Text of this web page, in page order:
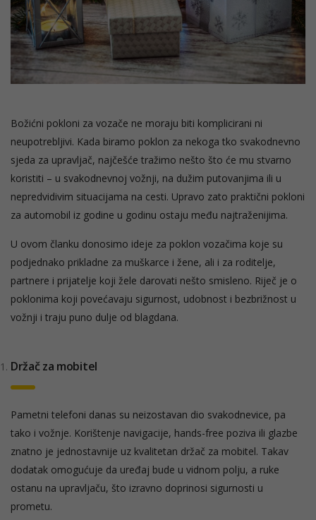
Božićni pokloni za vozače ne moraju biti komplicirani ni
neupotrebljivi. Kada biramo poklon za nekoga tko svakodnevno
sjeda za upravljač, najčešće tražimo nešto što će mu stvarno
koristiti – u svakodnevnoj vožnji, na dužim putovanjima ili u
nepredvidivim situacijama na cesti. Upravo zato praktični pokloni
za automobil iz godine u godinu ostaju među najtraženijima.
U ovom članku donosimo ideje za poklon vozačima koje su
podjednako prikladne za muškarce i žene, ali i za roditelje,
partnere i prijatelje koji žele darovati nešto smisleno. Riječ je o
poklonima koji povećavaju sigurnost, udobnost i bezbrižnost u
vožnji i traju puno dulje od blagdana.
Držač za mobitel
Pametni telefoni danas su neizostavan dio svakodnevice, pa
tako i vožnje. Korištenje navigacije, hands-free poziva ili glazbe
znatno je jednostavnije uz kvalitetan držač za mobitel. Takav
dodatak omogućuje da uređaj bude u vidnom polju, a ruke
ostanu na upravljaču, što izravno doprinosi sigurnosti u
prometu.